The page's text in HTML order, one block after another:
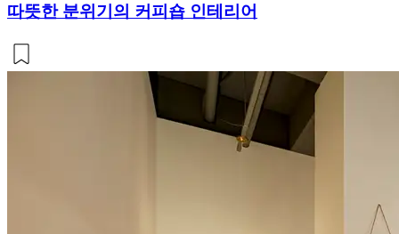
따뜻한 분위기의 커피숍 인테리어